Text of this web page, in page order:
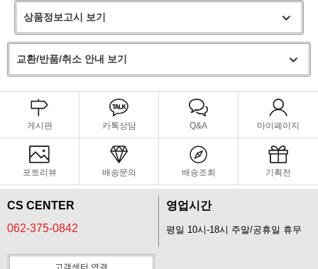
상품정보고시 보기
교환/반품/취소 안내 보기
게시판 카톡상담 Q&A 마이페이지
포토리뷰 배송문의 배송조회 기획전
CS CENTER
062-375-0842
영업시간
평일 10시-18시 주말/공휴일 휴무
고객센터 연결